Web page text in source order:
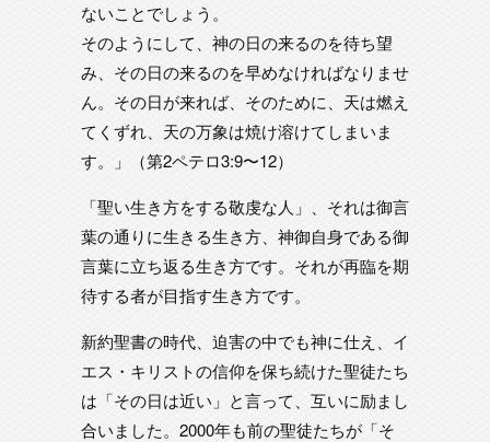
ないことでしょう。
そのようにして、神の日の来るのを待ち望
み、その日の来るのを早めなければなりませ
ん。その日が来れば、そのために、天は燃え
てくずれ、天の万象は焼け溶けてしまいま
す。」（第2ペテロ3:9〜12）
「聖い生き方をする敬虔な人」、それは御言
葉の通りに生きる生き方、神御自身である御
言葉に立ち返る生き方です。それが再臨を期
待する者が目指す生き方です。
新約聖書の時代、迫害の中でも神に仕え、イ
エス・キリストの信仰を保ち続けた聖徒たち
は「その日は近い」と言って、互いに励まし
合いました。2000年も前の聖徒たちが「そ